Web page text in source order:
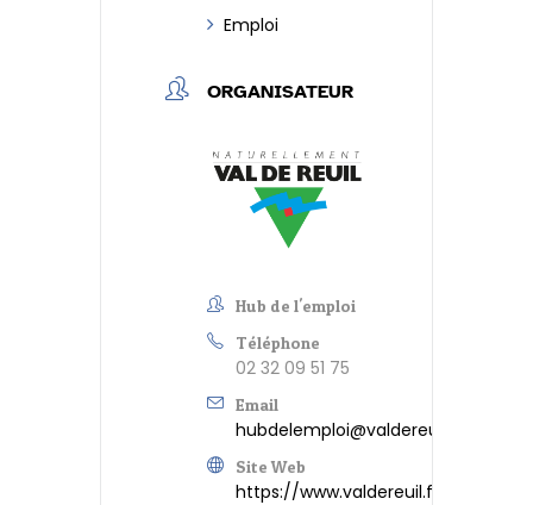
Emploi
ORGANISATEUR
Hub de l'emploi
Téléphone
02 32 09 51 75
Email
hubdelemploi@valdereuil.fr
Site Web
https://www.valdereuil.fr/lemploi